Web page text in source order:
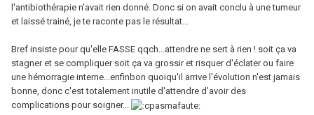
l'antibiothérapie n'avait rien donné. Donc si on avait conclu à une tumeur
et laissé trainé, je te raconte pas le résultat...
Bref insiste pour qu'elle FASSE qqch...attendre ne sert à rien ! soit ça va
stagner et se compliquer soit ça va grossir et risquer d'éclater ou faire
une hémorragie interne...enfinbon quoiqu'il arrive l'évolution n'est jamais
bonne, donc c'est totalement inutile d'attendre d'avoir des
complications pour soigner...